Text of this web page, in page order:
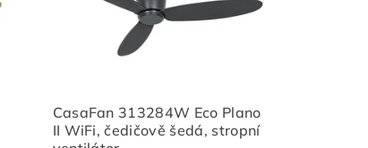
CasaFan 313284W Eco Plano
II WiFi, čedičově šedá, stropní